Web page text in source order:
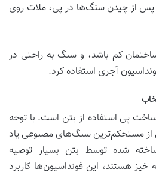
پس از چیدن سنگ‌ها در پی، ملات روی
کم باشد، و سنگ به راحتی در
آجری استفاده کرد.
پی استفاده از بتن است. با توجه
از مستحکم‌ترین سنگ‌های مصنوعی یاد
شده توسط بتن بسیار توصیه
هستند، این فونداسیون‌ها کاربرد